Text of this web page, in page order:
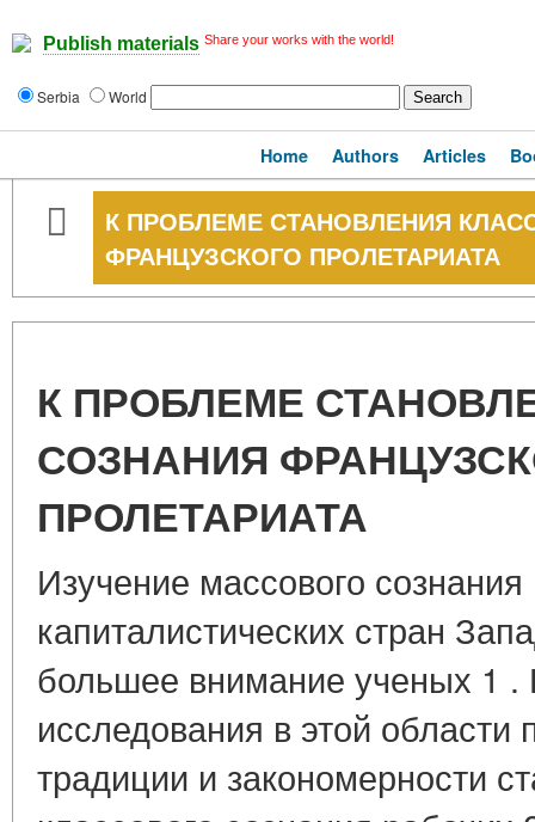
Publish materials Share your works with the world!
Serbia World
Home Authors Articles
К ПРОБЛЕМЕ СТАНОВЛЕНИЯ
ФРАНЦУЗСКОГО ПРОЛЕТАРИАТА
К ПРОБЛЕМЕ
СОЗНАНИЯ
ПРОЛЕТАРИАТА
Изучение массового
капиталистических стран
большее внимание ученых 1 .
исследования в этой
традиции и закономерности